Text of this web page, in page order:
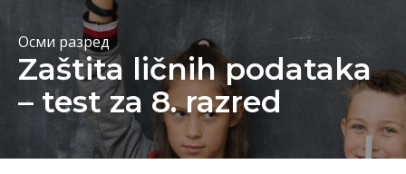
Осми разред
Zaštita ličnih podataka
– test za 8. razred